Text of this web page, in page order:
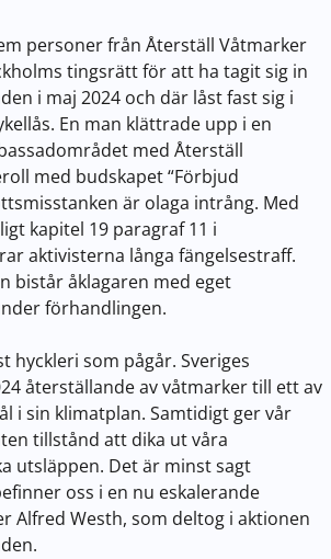
personer från Återställ Våtmarker
tingsrätt för att ha tagit sig in
i maj 2024 och där låst fast sig i
En man klättrade upp i en
med Återställ
med budskapet “Förbjud
är olaga intrång. Med
kapitel 19 paragraf 11 i
aktivisterna långa fängelsestraff.
bistår åklagaren med eget
förhandlingen.
hyckleri som pågår. Sveriges
återställande av våtmarker till ett av
i sin klimatplan. Samtidigt ger vår
tillstånd att dika ut våra
utsläppen. Det är minst sagt
oss i en nu eskalerande
Alfred Westh, som deltog i aktionen